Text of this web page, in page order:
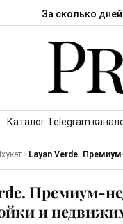
За сколько
Каталог Telegram
Layan Verde.
Премиум-
и